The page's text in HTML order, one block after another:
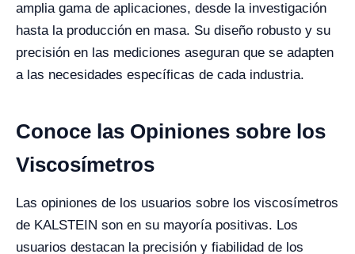
amplia gama de aplicaciones, desde la investigación
hasta la producción en masa. Su diseño robusto y su
precisión en las mediciones aseguran que se adapten
a las necesidades específicas de cada industria.
Conoce las Opiniones sobre los
Viscosímetros
Las opiniones de los usuarios sobre los viscosímetros
de KALSTEIN son en su mayoría positivas. Los
usuarios destacan la precisión y fiabilidad de los